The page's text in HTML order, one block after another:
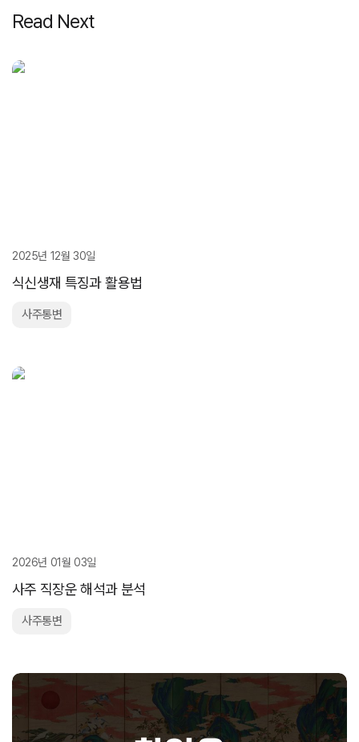
Read Next
2025년 12월 30일
식신생재 특징과 활용법
사주통변
2026년 01월 03일
사주 직장운 해석과 분석
사주통변